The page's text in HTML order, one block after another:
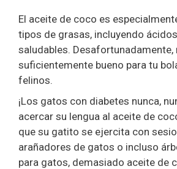
El aceite de coco es
tipos de grasas, incluyendo
saludables. Desafortunadamente,
suficientemente bueno para tu
felinos.
¡Los gatos con diabetes nunca,
acercar su lengua al aceite de
que su gatito se ejercita con
arañadores de gatos o incluso
para gatos, demasiado aceite de